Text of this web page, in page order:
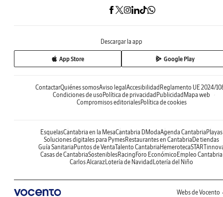
Descargar la app
App Store Google Play
ContactarQuiénes somosAviso legal Accesibilidad Reglamento UE 2024/
Condiciones de uso Política de privacidad Publicidad Mapa web
Compromisos editorialesPolítica de cookies
EsquelasCantabria en la MesaCantabria DModaAgenda Cantabria Playas
Soluciones digitales para PymesRestaurantes en Cantabria De tiendas
Guía Sanitaria Puntos de VentaTalento Cantabria Hemeroteca
Casas de CantabriaSosteniblesRacing Foro Económico Empleo Cantabria
Carlos AlcarazLotería de Navidad Lotería del Niño
Webs de Vocento